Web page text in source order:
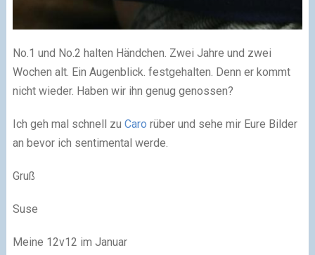
No.1 und No.2 halten Händchen. Zwei Jahre und zwei
Wochen alt. Ein Augenblick. festgehalten. Denn er kommt
nicht wieder. Haben wir ihn genug genossen?
Ich geh mal schnell zu Caro rüber und sehe mir Eure Bilder
an bevor ich sentimental werde.
Gruß
Suse
Meine 12v12 im Januar